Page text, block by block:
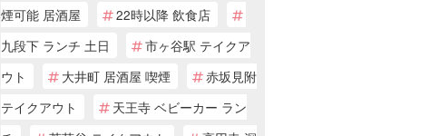
煙可能 居酒屋
22時以降 飲食店
九段下 ランチ 土日
市ヶ谷駅 テイクア
ウト
大井町 居酒屋 喫煙
赤坂見附
テイクアウト
天王寺 ベビーカー ラン